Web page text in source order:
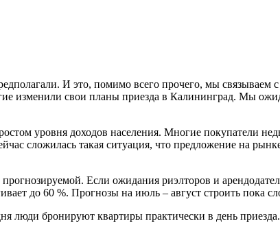
И это, помимо всего прочего, мы
изменили свои планы приезда в Калининград. Мы
уровня доходов населения. Многие покупатели
сложилась такая ситуация, что предложение на
Если ожидания риэлторов и
до 60 %. Прогнозы на июль – август строить пока
люди бронируют квартиры практически в день приезда.